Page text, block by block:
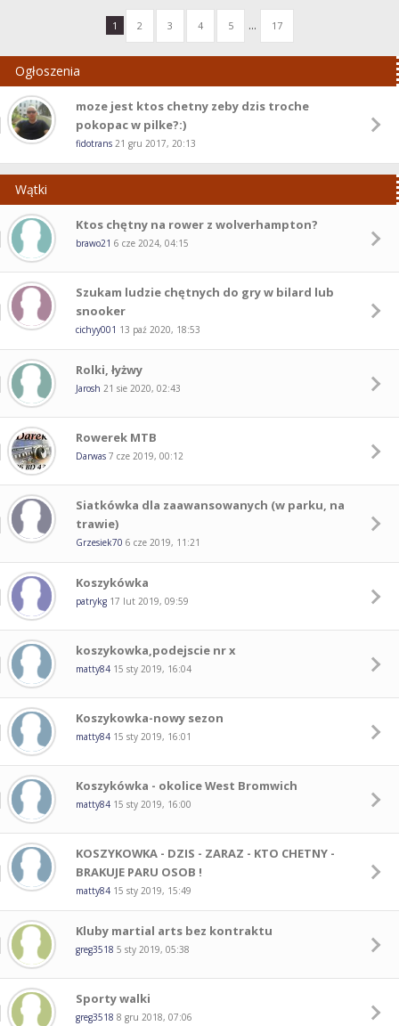
1 2 3 4 5 ... 17
Ogłoszenia
moze jest ktos chetny zeby dzis troche
pokopac w pilke?:)
fidotrans 21 gru 2017, 20:13
Wątki
Ktos chętny na rower z wolverhampton?
brawo21 6 cze 2024, 04:15
Szukam ludzie chętnych do gry w bilard lub
snooker
cichyy001 13 paź 2020, 18:53
Rolki, łyżwy
Jarosh 21 sie 2020, 02:43
Rowerek MTB
Darwas 7 cze 2019, 00:12
Siatkówka dla zaawansowanych (w parku, na
trawie)
Grzesiek70 6 cze 2019, 11:21
Koszykówka
patrykg 17 lut 2019, 09:59
koszykowka,podejscie nr x
matty84 15 sty 2019, 16:04
Koszykowka-nowy sezon
matty84 15 sty 2019, 16:01
Koszykówka - okolice West Bromwich
matty84 15 sty 2019, 16:00
KOSZYKOWKA - DZIS - ZARAZ - KTO CHETNY -
BRAKUJE PARU OSOB !
matty84 15 sty 2019, 15:49
Kluby martial arts bez kontraktu
greg3518 5 sty 2019, 05:38
Sporty walki
greg3518 8 gru 2018, 07:06